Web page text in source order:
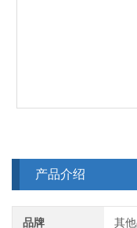
产品介绍
品牌 其